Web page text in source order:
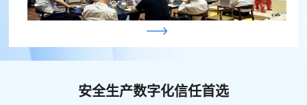
安全生产数字化信任首选